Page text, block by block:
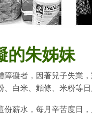
的朱姊妹
障礙者，因著兒子失業
、白米、麵條、米粉等
份薪水，每月辛苦度日